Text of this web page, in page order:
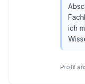
ich
Profil